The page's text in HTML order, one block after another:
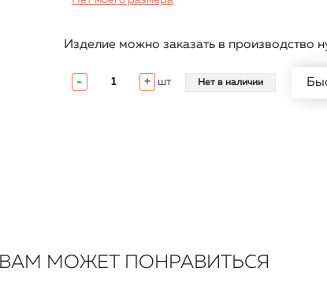
Изделие можно заказать в производство
- + шт Нет в наличии
ВАМ МОЖЕТ ПОНРАВИТЬСЯ